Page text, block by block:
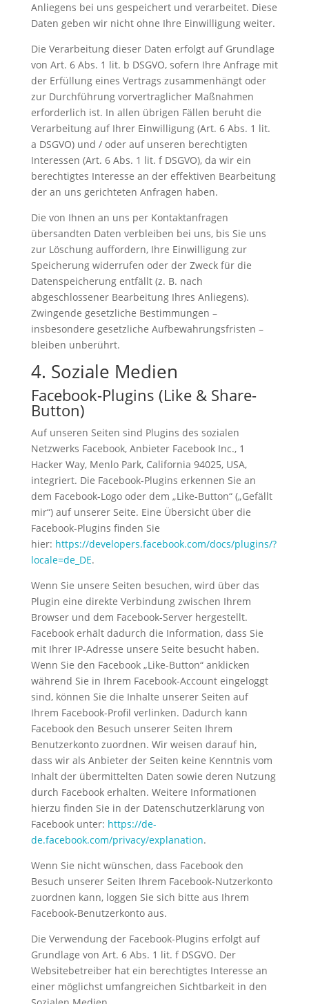
Anliegens bei uns gespeichert und verarbeitet. Diese
Daten geben wir nicht ohne Ihre Einwilligung weiter.
Die Verarbeitung dieser Daten erfolgt auf Grundlage
von Art. 6 Abs. 1 lit. b DSGVO, sofern Ihre Anfrage mit
der Erfüllung eines Vertrags zusammenhängt oder
zur Durchführung vorvertraglicher Maßnahmen
erforderlich ist. In allen übrigen Fällen beruht die
Verarbeitung auf Ihrer Einwilligung (Art. 6 Abs. 1 lit.
a DSGVO) und / oder auf unseren berechtigten
Interessen (Art. 6 Abs. 1 lit. f DSGVO), da wir ein
berechtigtes Interesse an der effektiven Bearbeitung
der an uns gerichteten Anfragen haben.
Die von Ihnen an uns per Kontaktanfragen
übersandten Daten verbleiben bei uns, bis Sie uns
zur Löschung auffordern, Ihre Einwilligung zur
Speicherung widerrufen oder der Zweck für die
Datenspeicherung entfällt (z. B. nach
abgeschlossener Bearbeitung Ihres Anliegens).
Zwingende gesetzliche Bestimmungen –
insbesondere gesetzliche Aufbewahrungsfristen –
bleiben unberührt.
4. Soziale Medien
Facebook-Plugins (Like & Share-
Button)
Auf unseren Seiten sind Plugins des sozialen
Netzwerks Facebook, Anbieter Facebook Inc., 1
Hacker Way, Menlo Park, California 94025, USA,
integriert. Die Facebook-Plugins erkennen Sie an
dem Facebook-Logo oder dem „Like-Button“ („Gefällt
mir“) auf unserer Seite. Eine Übersicht über die
Facebook-Plugins finden Sie
hier: https://developers.facebook.com/docs/plugins/?
locale=de_DE.
Wenn Sie unsere Seiten besuchen, wird über das
Plugin eine direkte Verbindung zwischen Ihrem
Browser und dem Facebook-Server hergestellt.
Facebook erhält dadurch die Information, dass Sie
mit Ihrer IP-Adresse unsere Seite besucht haben.
Wenn Sie den Facebook „Like-Button“ anklicken
während Sie in Ihrem Facebook-Account eingeloggt
sind, können Sie die Inhalte unserer Seiten auf
Ihrem Facebook-Profil verlinken. Dadurch kann
Facebook den Besuch unserer Seiten Ihrem
Benutzerkonto zuordnen. Wir weisen darauf hin,
dass wir als Anbieter der Seiten keine Kenntnis vom
Inhalt der übermittelten Daten sowie deren Nutzung
durch Facebook erhalten. Weitere Informationen
hierzu finden Sie in der Datenschutzerklärung von
Facebook unter: https://de-
de.facebook.com/privacy/explanation.
Wenn Sie nicht wünschen, dass Facebook den
Besuch unserer Seiten Ihrem Facebook-Nutzerkonto
zuordnen kann, loggen Sie sich bitte aus Ihrem
Facebook-Benutzerkonto aus.
Die Verwendung der Facebook-Plugins erfolgt auf
Grundlage von Art. 6 Abs. 1 lit. f DSGVO. Der
Websitebetreiber hat ein berechtigtes Interesse an
einer möglichst umfangreichen Sichtbarkeit in den